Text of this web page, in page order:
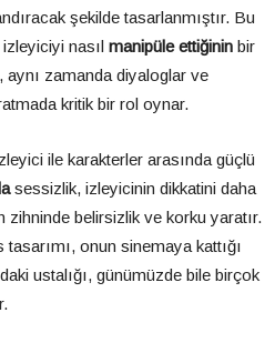
şekilde tasarlanmıştır. Bu
nasıl manipüle ettiğinin bir
aynı zamanda diyaloglar ve
kritik bir rol oynar.
ile karakterler arasında güçlü
sessizlik, izleyicinin dikkatini daha
zihninde belirsizlik ve korku yaratır.
onun sinemaya kattığı
ustalığı, günümüzde bile birçok